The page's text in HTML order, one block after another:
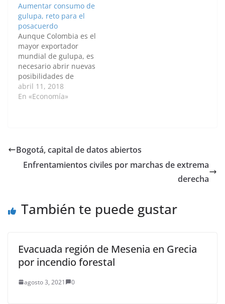
que optimiza el uso del
agua y del alimento. El
estudio, que duró
cerca de tres meses,
analizó el
comportamiento de la
cachama blanca
(Piaractus…
Aumentar consumo de
gulupa, reto para el
posacuerdo
Aunque Colombia es el
mayor exportador
mundial de gulupa, es
necesario abrir nuevas
posibilidades de
mercado interno si se
quiere proyectar esta
tenido el mercado de
gulupa para Colombia,
que la sitúa como la
abril 11, 2018
En «Economía»
Bogotá, capital de datos abiertos
Enfrentamientos civiles por marchas de extrema
derecha
También te puede gustar
Evacuada región de Mesenia en Grecia
por incendio forestal
agosto 3, 2021 0